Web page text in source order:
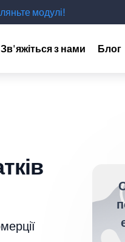
Зв'яжіться з нами Блог
модулі!